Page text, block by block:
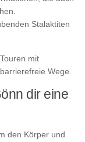
Stalaktiten
mit
Wege.
dir eine
den Körper und